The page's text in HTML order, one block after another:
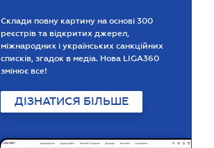
Склади повну картину на основі 300
реєстрів та відкритих джерел,
міжнародних і українських санкційних
списків, згадок в медіа. Нова LIGA360
змінює все!
ДІЗНАТИСЯ БІЛЬШЕ